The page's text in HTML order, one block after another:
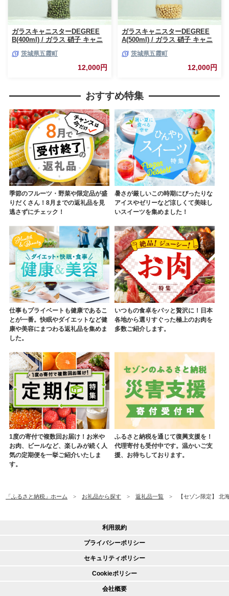
ガラスキャニスターDEGREE
B(400ml) / ガラス 硝子 キャニ
耐熱 一生もの 職人 こだわり
JIDA デザインミュージアムセ
レクション 茨城県 五霞町
茨城県五霞町
12,000円
ガラスキャニスターDEGREE
A(500ml) / ガラス 硝子 キャニ
耐熱 一生もの 職人 こだわり
JIDA デザインミュージアムセ
レクション 茨城県 五霞町
茨城県五霞町
12,000円
おすすめ特集
季節のフルーツ・野菜や限定品が盛
りだくさん！8月までの返礼品を見
逃さずにチェック！
暑さが厳しいこの時期にぴったりな
アイスやゼリーなど涼しくて美味し
いスイーツを集めました！
仕事もプライベートも健康であるこ
とが一番。快眠やダイエットなど健
康や美容にまつわる返礼品を集めま
した。
いつもの食卓をパッと贅沢に！日本
各地から選りすぐった極上のお肉を
多数ご紹介します。
1度の寄付で複数回お届け！お米や
お肉、ビールなど、楽しみが続く人
気の定期便を一挙ご紹介いたしま
す。
ふるさと納税を通じて復興支援を！
代理寄付も受付中です。温かいご支
援、お待ちしております。
「ふるさと納税」ホーム お礼品から探す 返礼品一覧 【セゾン限定】
利用規約
プライバシーポリシー
セキュリティポリシー
Cookieポリシー
会社概要